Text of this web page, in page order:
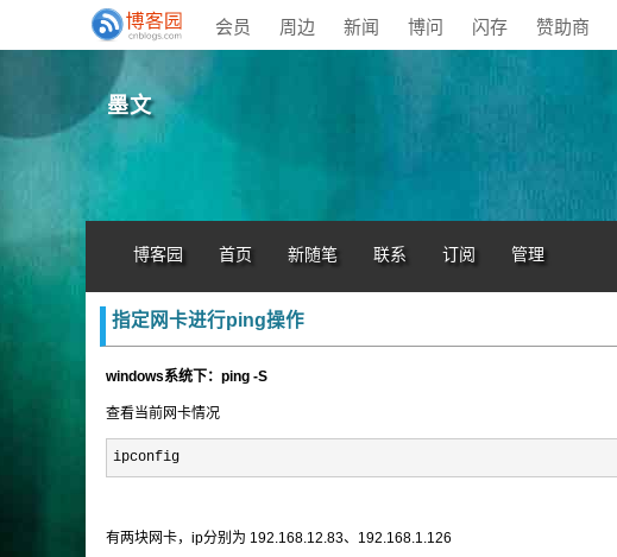
会员 周边 新闻 博问 闪存 赞助商
墨文
博客园 首页 新随笔 联系 订阅 管理
指定网卡进行ping操作
windows系统下：ping -S
查看当前网卡情况
ipconfig
有两块网卡，ip分别为 192.168.12.83、192.168.1.126